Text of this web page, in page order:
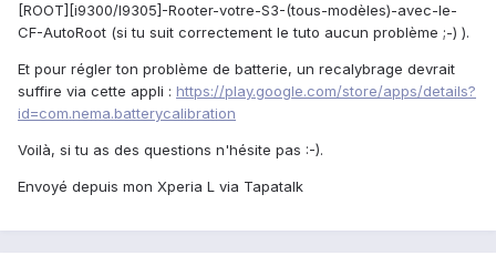
[ROOT][i9300/I9305]-Rooter-votre-S3-(tous-modèles)-avec-le-
CF-AutoRoot (si tu suit correctement le tuto aucun problème ;-) ).
Et pour régler ton problème de batterie, un recalybrage devrait
suffire via cette appli : https://play.google.com/store/apps/details?
id=com.nema.batterycalibration
Voilà, si tu as des questions n'hésite pas :-).
Envoyé depuis mon Xperia L via Tapatalk